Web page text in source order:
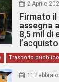
2 Aprile
Firmato
assegna
8,5 mil di
Trasporto pubblico
11